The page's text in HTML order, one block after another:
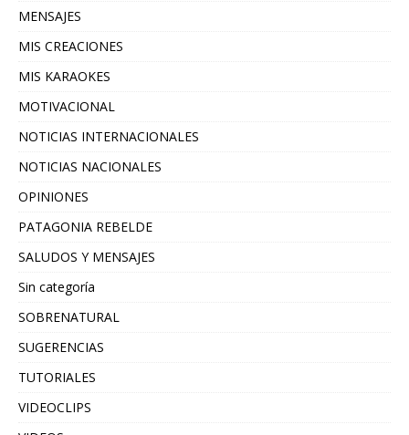
MENSAJES
MIS CREACIONES
MIS KARAOKES
MOTIVACIONAL
NOTICIAS INTERNACIONALES
NOTICIAS NACIONALES
OPINIONES
PATAGONIA REBELDE
SALUDOS Y MENSAJES
Sin categoría
SOBRENATURAL
SUGERENCIAS
TUTORIALES
VIDEOCLIPS